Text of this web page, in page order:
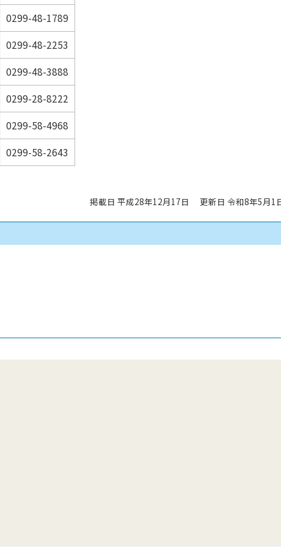
0299-48-1789
0299-48-2253
0299-48-3888
0299-28-8222
0299-58-4968
0299-58-2643
掲載日 平成28年12月17日 更新日 令和8年5月1